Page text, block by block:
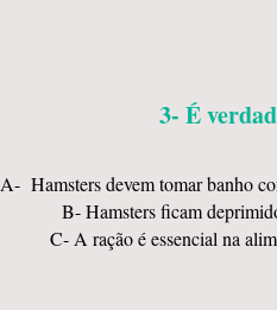
3- É
A- Hamsters devem tomar banho
B- Hamsters ficam
C- A ração é essencial na